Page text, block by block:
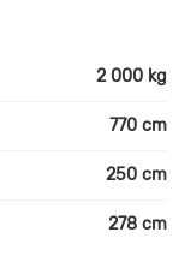
2 000 kg
770 cm
250 cm
278 cm